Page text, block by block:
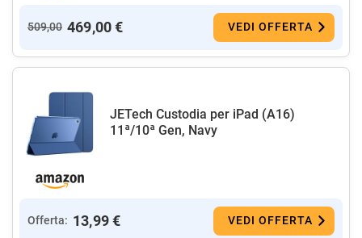
509,00 469,00 € VEDI OFFERTA
JETech Custodia per iPad (A16)
11ª/10ª Gen, Navy
Offerta: 13,99 € VEDI OFFERTA